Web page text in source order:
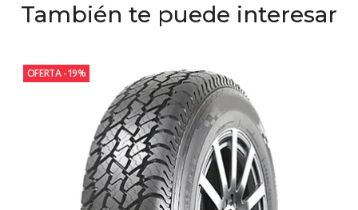
También te puede interesar
OFERTA -19%